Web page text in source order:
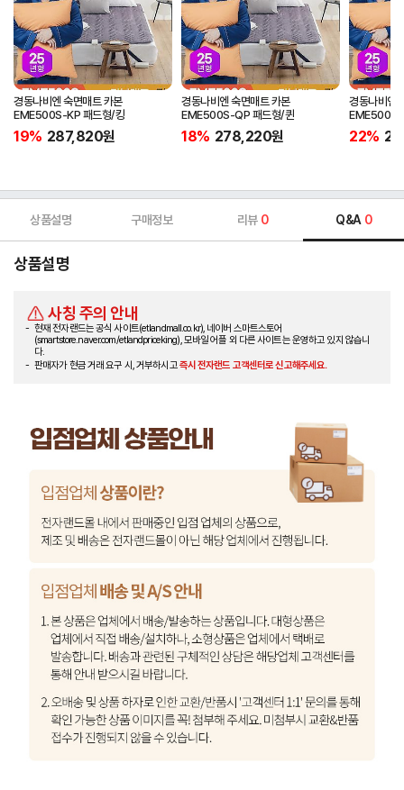
경동나비엔 숙면매트 카본
EME500S-KP 패드형/킹
19% 287,820원
경동나비엔 숙면매트 카본
EME500S-QP 패드형/퀸
18% 278,220원
경동나비엔
EME500S-
22%
상품설명 구매정보 리뷰 0 Q&A 0
상품설명
사칭 주의 안내
현재 전자랜드는 공식 사이트(etlandmall.co.kr), 네이버 스마트스토어
(smartstore.naver.com/etlandpriceking), 모바일 어플 외 다른 사이트는 운영하고 있지 않습니
다.
판매자가 현금 거래 요구 시, 거부하시고즉시 전자랜드 고객센터로 신고해주세요.